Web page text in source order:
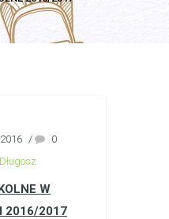
/
0
W
2016/2017